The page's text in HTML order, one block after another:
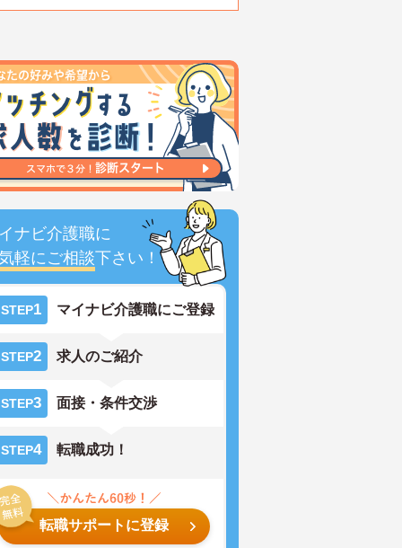
ナビ介護職に
軽にご相談下さい！
STEP1 マイナビ介護職にご登録
STEP2 求人のご紹介
STEP3 面接・条件交渉
STEP4 転職成功！
転職サポートに登録